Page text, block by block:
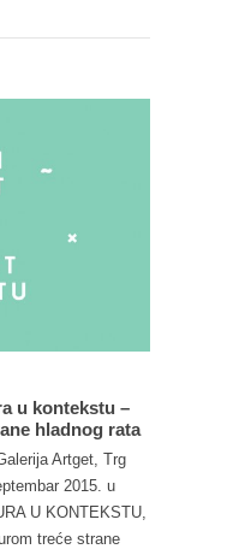
u kontekstu –
hladnog rata
Artget, Trg
2015. u
U KONTEKSTU,
treće strane